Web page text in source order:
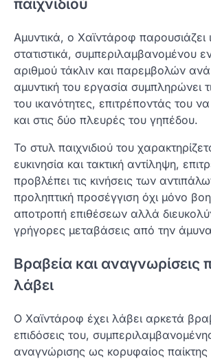
παιχνιδιού
Αμυντικά, ο Χαϊντάροφ παρουσιάζει
στατιστικά, συμπεριλαμβανομένου
αριθμού τάκλιν και παρεμβολών
αμυντική του εργασία συμπληρώνει
του ικανότητες, επιτρέποντάς του
και στις δύο πλευρές του γηπέδου.
Το στυλ παιχνιδιού του
ευκινησία και τακτική αντίληψη,
προβλέπει τις κινήσεις των
προληπτική προσέγγιση όχι μόνο
αποτροπή επιθέσεων αλλά
γρήγορες μεταβάσεις από την
Βραβεία και αναγνωρίσεις
λάβει
Ο Χαϊντάροφ έχει λάβει αρκετά
επιδόσεις του,
αναγνώρισης ως κορυφαίος